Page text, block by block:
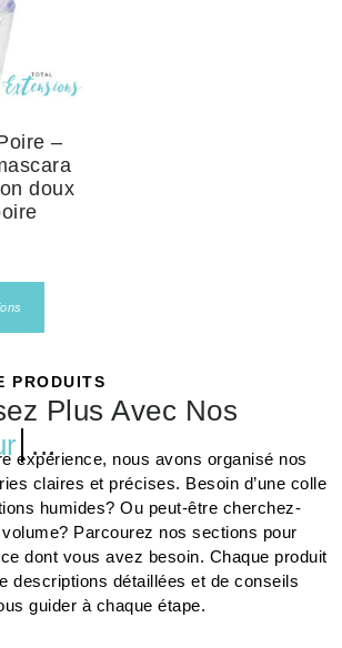
–
doux
PRODUITS
Plus Avec Nos
expérience, nous avons organisé nos
claires et précises. Besoin d’une colle
humides? Ou peut-être cherchez-
Parcourez nos sections pour
dont vous avez besoin. Chaque produit
descriptions détaillées et de conseils
guider à chaque étape.